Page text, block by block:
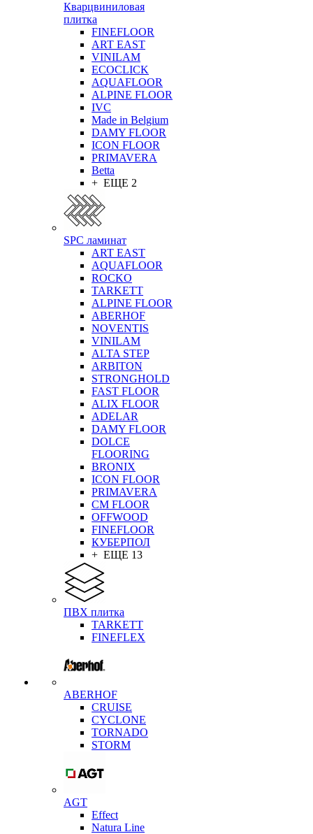
Кварцвиниловая
плитка
FINEFLOOR
ART EAST
VINILAM
ECOCLICK
AQUAFLOOR
ALPINE FLOOR
IVC
Made in Belgium
DAMY FLOOR
ICON FLOOR
PRIMAVERA
Betta
+ ЕЩЕ 2
SPC ламинат
ART EAST
AQUAFLOOR
ROCKO
TARKETT
ALPINE FLOOR
ABERHOF
NOVENTIS
VINILAM
ALTA STEP
ARBITON
STRONGHOLD
FAST FLOOR
ALIX FLOOR
ADELAR
DAMY FLOOR
DOLCE
FLOORING
BRONIX
ICON FLOOR
PRIMAVERA
CM FLOOR
OFFWOOD
FINEFLOOR
КУБЕРПОЛ
+ ЕЩЕ 13
ПВХ плитка
TARKETT
FINEFLEX
ABERHOF
CRUISE
CYCLONE
TORNADO
STORM
AGT
Effect
Natura Line